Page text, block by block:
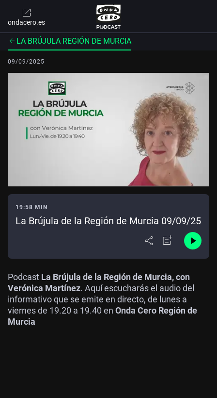
ondacero.es
LA BRÚJULA REGIÓN DE MURCIA
09/09/2025
19:58 MIN
La Brújula de la Región de Murcia 09/09/25
Podcast La Brújula de la Región de Murcia, con
Verónica Martínez. Aquí escucharás el audio del
informativo que se emite en directo, de lunes a
viernes de 19.20 a 19.40 en Onda Cero Región de
Murcia